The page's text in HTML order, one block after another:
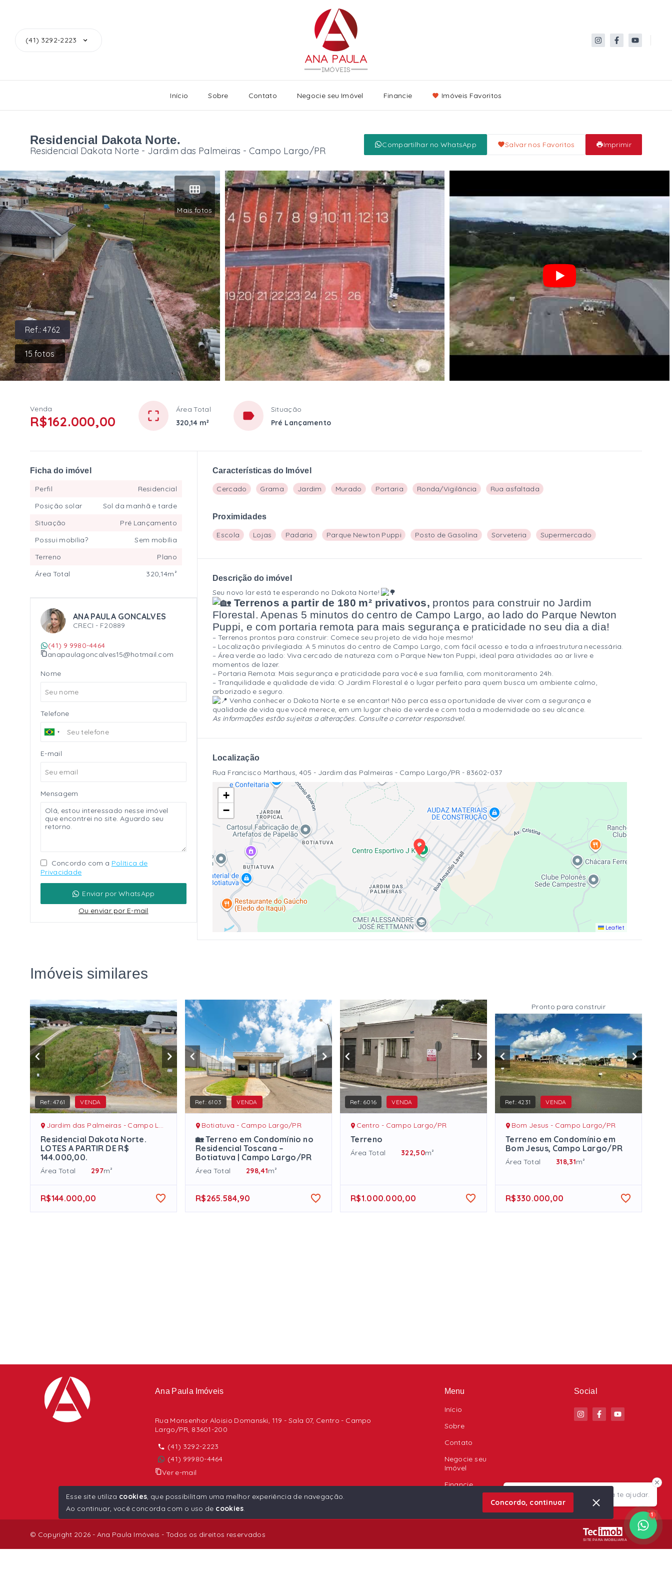
(41) 3292-2223
Início Sobre Contato Negocie seu Imóvel Financie Imóveis Favoritos
Residencial Dakota Norte.
Residencial Dakota Norte - Jardim das Palmeiras - Campo Largo/PR
Compartilhar no WhatsApp Salvar nos Favoritos Imprimir
Ref.:4762
15fotos
Mais fotos
Venda
R$162.000,00
Área Total
320,14 m²
Situação
Pré Lançamento
Características do Imóvel
Cercado Grama Jardim Murado Portaria Ronda/Vigilância Rua asfaltada
Proximidades
Escola Lojas Padaria Parque Newton Puppi Posto de Gasolina Sorveteria Supermercado
Descrição do imóvel
Seu novo lar está te esperando no Dakota Norte!
Terrenos a partir de 180 m² privativos, prontos para construir no Jardim
Florestal. Apenas 5 minutos do centro de Campo Largo, ao lado do Parque Newton
Puppi, e com portaria remota para mais segurança e praticidade no seu dia a dia!
– Terrenos prontos para construir: Comece seu projeto de vida hoje mesmo!
– Localização privilegiada: A 5 minutos do centro de Campo Largo, com fácil acesso e toda a infraestrutura necessária.
– Área verde ao lado: Viva cercado de natureza com o Parque Newton Puppi, ideal para atividades ao ar livre e
momentos de lazer.
– Portaria Remota: Mais segurança e praticidade para você e sua família, com monitoramento 24h.
– Tranquilidade e qualidade de vida: O Jardim Florestal é o lugar perfeito para quem busca um ambiente calmo,
arborizado e seguro.
Venha conhecer o Dakota Norte e se encantar! Não perca essa oportunidade de viver com a segurança e
qualidade de vida que você merece, em um lugar cheio de verde e com toda a modernidade ao seu alcance.
As informações estão sujeitas a alterações. Consulte o corretor responsável.
Localização
Rua Francisco Marthaus, 405 - Jardim das Palmeiras - Campo Largo/PR - 83602-037
+
−
Leaflet
Ficha do imóvel
Perfil
Residencial
Posição solar
Sol da manhã e tarde
Situação
Pré Lançamento
Possui mobília?
Sem mobília
Terreno
Plano
Área Total
320,14m²
ANA PAULA GONCALVES
CRECI - F20889
(41) 9 9980-4464
anapaulagoncalves15@hotmail.com
Nome
Telefone
E-mail
Mensagem
Concordo com a Política de
Privacidade
Enviar por WhatsApp
Ou enviar por E-mail
Imóveis similares
Ref.:4761 VENDA
Jardim das Palmeiras - Campo Largo/PR
Residencial Dakota Norte.
LOTES A PARTIR DE R$
144.000,00.
Área Total 297m²
R$144.000,00
Ref.: 6103 VENDA
Botiatuva - Campo Largo/PR
🏡 Terreno em Condomínio no
Residencial Toscana –
Botiatuva | Campo Largo/PR
Área Total 298,41m²
R$265.584,90
Ref.: 6016 VENDA
Centro - Campo Largo/PR
Terreno
Área Total 322,50m²
R$1.000.000,00
Pronto para construir
Ref.:4231 VENDA
Bom Jesus - Campo Largo/PR
Terreno em Condomínio em
Bom Jesus, Campo Largo/PR
Área Total 318,31m²
R$330.000,00
Olá! Estamos disponíveis para te ajudar.
1
Ana Paula Imóveis
Rua Monsenhor Aloisio Domanski, 119 - Sala 07, Centro - Campo
Largo/PR, 83601-200
(41) 3292-2223
(41) 99980-4464
Ver e-mail
CRECI: J5708
Menu
Início
Sobre
Contato
Negocie seu
Imóvel
Financie
Social
© Copyright 2026 - Ana Paula Imóveis - Todos os direitos reservados
SITE PARA IMOBILIARIA
Esse site utiliza cookies, que possibilitam uma melhor experiência de navegação.
Ao continuar, você concorda com o uso de cookies.
Concordo, continuar